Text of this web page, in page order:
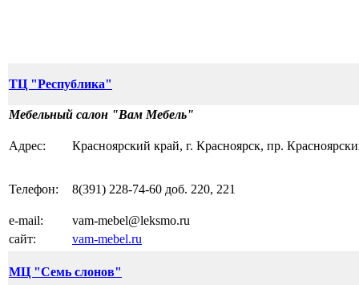
ТЦ "Республика"
Мебельный салон "Вам Мебель"
Адрес: Красноярский край, г. Красноярск, пр.
Телефон: 8(391) 228-74-60 доб. 220, 221
e-mail:
vam-mebel@leksmo.ru
сайт:
vam-mebel.ru
МЦ "Семь слонов"